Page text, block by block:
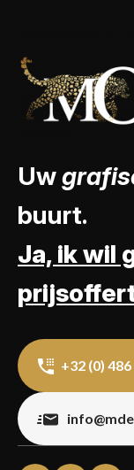
Uw
buurt.
Ja, ik wil
+32 (0)